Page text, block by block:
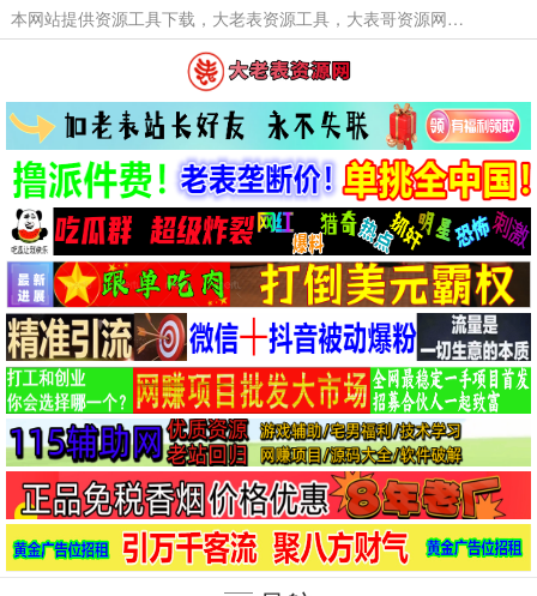
本网站提供资源工具下载，大老表资源工具，大表哥资源网软件工具，大老表资源下载，活动线报福利资源分享,活动线报，大型网游经典游戏，网络热门技术游戏辅助交流与分享。